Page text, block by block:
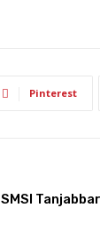
Pinterest
SMSI